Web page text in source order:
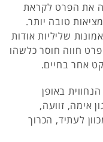
את הפרט לקראת
טובה יותר.
שליליות אודות
חווה חוסר כלשהו
אחר בחיים.
באופן
אימה, זוועה,
לעתיד, הכרוך